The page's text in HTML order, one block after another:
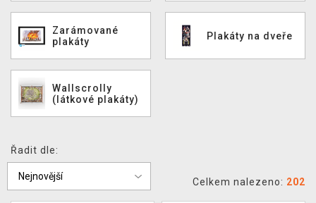
TCG & BOARDGAME HUB
VÝKUP HER (BAZAR)
Zarámované
plakáty
Plakáty na dveře
Wallscrolly
(látkové plakáty)
Řadit dle:
Celkem nalezeno: 202